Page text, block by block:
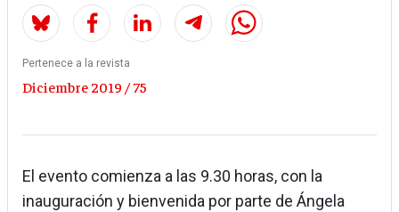
Pertenece a la revista
Diciembre 2019 / 75
El evento comienza a las 9.30 horas, con la
inauguración y bienvenida por parte de Ángela